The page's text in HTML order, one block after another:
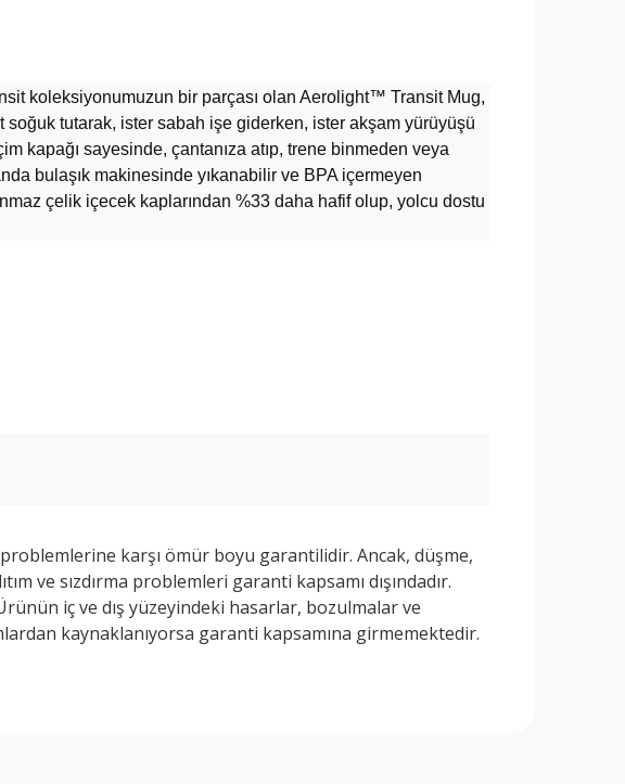
koleksiyonumuzun bir parçası olan Aerolight™ Transit Mug,
soğuk tutarak, ister sabah işe giderken, ister akşam yürüyüşü
kapağı sayesinde, çantanıza atıp, trene binmeden veya
bulaşık makinesinde yıkanabilir ve BPA içermeyen
çelik içecek kaplarından %33 daha hafif olup, yolcu dostu
karşı ömür boyu garantilidir. Ancak, düşme,
ve sızdırma problemleri garanti kapsamı dışındadır.
iç ve dış yüzeyindeki hasarlar, bozulmalar ve
kaynaklanıyorsa garanti kapsamına girmemektedir.